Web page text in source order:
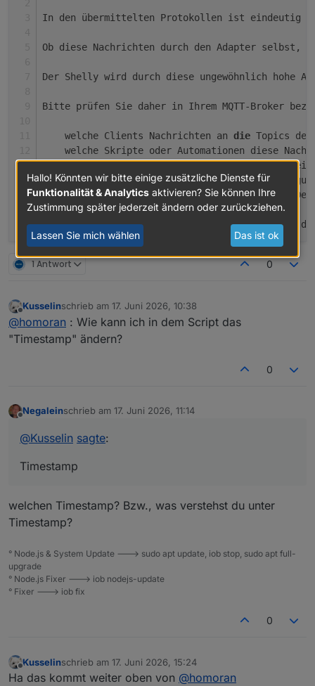
In den übermittelten Protokollen ist eindeutig
Ob diese Nachrichten durch den Adapter
Der Shelly wird durch diese ungewöhnlich hohe
Bitte prüfen Sie daher in Ihrem MQTT-Broker
    welche Clients Nachrichten an
die Topics
welche Skripte oder Automationen diese
ob mehrere Adapter oder Instanzen
welche Polling (Abfrage) Intervalle
    und ob sich
die Nachrichtenrate nach dem
Da die Ursache nach aktuellem Stand außerhalb
1 Antwort 0
Offline
Kusselinschrieb am 17. Juni 2026, 10:38
zuletzt editiert von
@homoran : Wie kann ich in dem Script das
"Timestamp" ändern?
0
Negaleinschrieb am 17. Juni 2026, 11:14
zuletzt editiert von
@Kusselin sagte:
Timestamp
welchen Timestamp? Bzw., was verstehst du unter
Timestamp?
° Node.js & System Update ---> sudo apt update, iob stop, sudo apt full-
upgrade
° Node.js Fixer ---> iob nodejs-update
° Fixer ---> iob fix
0
Offline
Kusselinschrieb am 17. Juni 2026, 15:24
zuletzt editiert von
Ha das kommt weiter oben von @homoran
Hallo! Könnten wir bitte einige zusätzliche Dienste für
Funktionalität & Analytics aktivieren? Sie können Ihre
Zustimmung später jederzeit ändern oder zurückziehen.
Lassen Sie mich wählen Das ist ok